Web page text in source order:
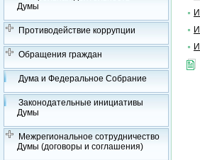
Думы
Противодействие коррупции
Обращения граждан
Дума и Федеральное Собрание
Законодательные инициативы
Думы
Межрегиональное сотрудничество
Думы (договоры и соглашения)